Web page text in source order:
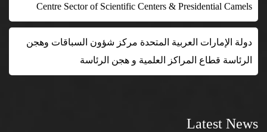
Centre Sector of Scientific Centers & Presidential Camels
دولة الإمارات العربية المتحدة مركز شؤون السباقات وهجن
الرئاسة قطاع المراكز العلمية و هجن الرئاسة
Latest News